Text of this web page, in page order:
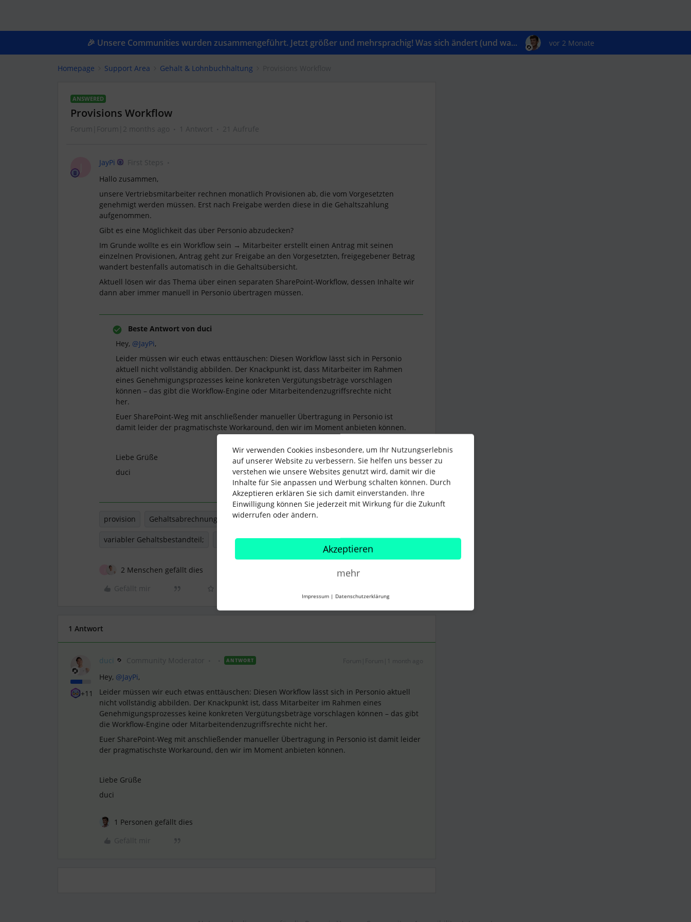
🎉 Unsere Communities wurden zusammengeführt. Jetzt größer und mehrsprachig! Was sich ändert (und wa... vor 2 Monate
Homepage Support Area Gehalt & Lohnbuchhaltung
ANSWERED
Provisions Workflow
Forum|Forum|2 months ago 1 Antwort 21 Aufrufe
JayPi
First Steps
Hallo zusammen,
unsere Vertriebsmitarbeiter rechnen monatlich Provisionen ab, die vom Vorgesetzten
genehmigt werden müssen. Erst nach Freigabe werden diese in die Gehaltszahlung
aufgenommen.
Gibt es eine Möglichkeit das über Personio abzudecken?
Im Grunde wollte es ein Workflow sein → Mitarbeiter erstellt einen Antrag mit seinen
einzelnen Provisionen, Antrag geht zur Freigabe an den Vorgesetzten, freigegebener Betrag
wandert bestenfalls automatisch in die Gehaltsübersicht.
Aktuell lösen wir das Thema über einen separaten SharePoint-Workflow, dessen Inhalte wir
dann aber immer manuell in Personio übertragen müssen.
Beste Antwort von duci
Hey, ​ @JayPi,
Leider müssen wir euch etwas enttäuschen: Diesen Workflow lässt sich in Personio
aktuell nicht vollständig abbilden. Der Knackpunkt ist, dass Mitarbeiter im Rahmen
eines Genehmigungsprozesses keine konkreten Vergütungsbeträge vorschlagen
können – das gibt die Workflow-Engine oder Mitarbeitendenzugriffsrechte nicht
her.
Euer SharePoint-Weg mit anschließender manueller Übertragung in Personio ist
damit leider der pragmatischste Workaround, den wir im Moment anbieten können.
Liebe Grüße
duci
provision Gehaltsabrechnung Freigabe workflow
variabler Gehaltsbestandteil; Variable Bonus
2 Menschen gefällt dies
Gefällt mir
1 Antwort
+11
duci ANTWORT
Hey, ​ @JayPi,
Leider müssen wir euch etwas enttäuschen: Diesen Workflow lässt sich in Personio aktuell
nicht vollständig abbilden. Der Knackpunkt ist, dass Mitarbeiter im Rahmen eines
Genehmigungsprozesses keine konkreten Vergütungsbeträge vorschlagen können – das gibt
die Workflow-Engine oder Mitarbeitendenzugriffsrechte nicht her.
Euer SharePoint-Weg mit anschließender manueller Übertragung in Personio ist damit leider
der pragmatischste Workaround, den wir im Moment anbieten können.
Liebe Grüße
duci
1 Personen gefällt dies
Wir verwenden Cookies insbesondere, um Ihr Nutzungserlebnis
auf unserer Website zu verbessern. Sie helfen uns besser zu
verstehen wie unsere Websites genutzt wird, damit wir die
Inhalte für Sie anpassen und Werbung schalten können. Durch
Akzeptieren erklären Sie sich damit einverstanden. Ihre
Einwilligung können Sie jederzeit mit Wirkung für die Zukunft
widerrufen oder ändern.
Akzeptieren
mehr
Impressum | Datenschutzerklärung